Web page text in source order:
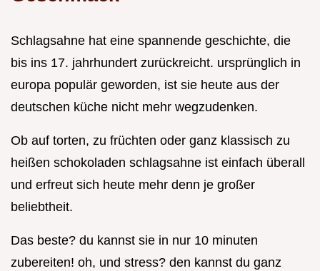
Schlagsahne hat eine spannende geschichte, die
bis ins 17. jahrhundert zurückreicht. ursprünglich in
europa populär geworden, ist sie heute aus der
deutschen küche nicht mehr wegzudenken.
Ob auf torten, zu früchten oder ganz klassisch zu
heißen schokoladen schlagsahne ist einfach überall
und erfreut sich heute mehr denn je großer
beliebtheit.
Das beste? du kannst sie in nur 10 minuten
zubereiten! oh, und stress? den kannst du ganz